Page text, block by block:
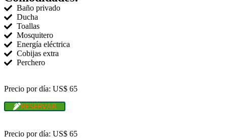
Baño privado
Ducha
Toallas
Mosquitero
Energía eléctrica
Cobijas extra
Perchero
Precio por día: US$ 65
RESERVAR
Precio por día: US$ 65